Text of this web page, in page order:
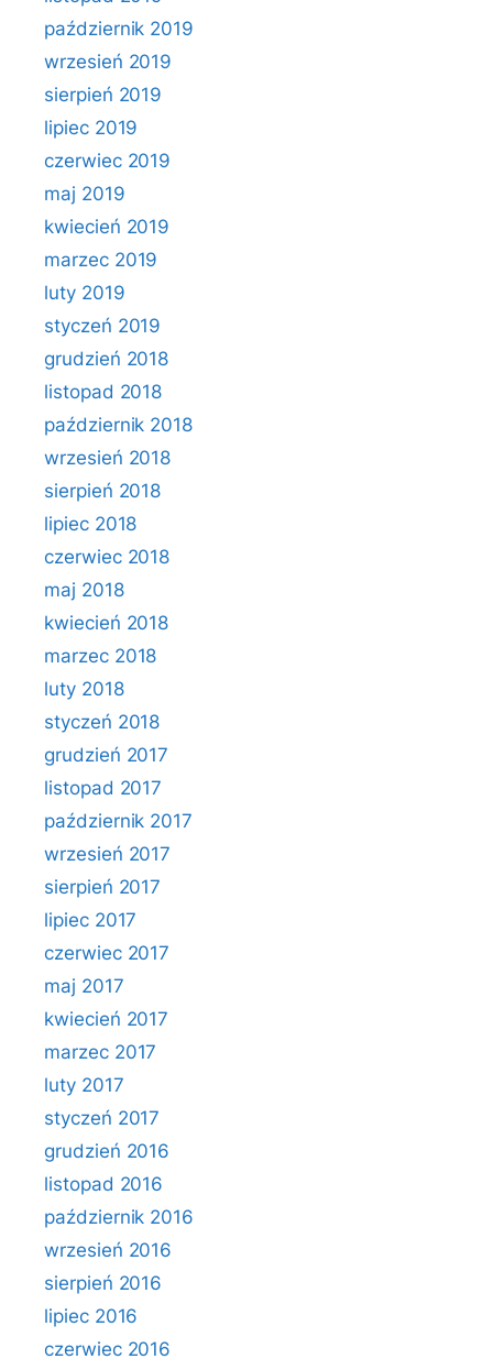
październik 2019
wrzesień 2019
sierpień 2019
lipiec 2019
czerwiec 2019
maj 2019
kwiecień 2019
marzec 2019
luty 2019
styczeń 2019
grudzień 2018
listopad 2018
październik 2018
wrzesień 2018
sierpień 2018
lipiec 2018
czerwiec 2018
maj 2018
kwiecień 2018
marzec 2018
luty 2018
styczeń 2018
grudzień 2017
listopad 2017
październik 2017
wrzesień 2017
sierpień 2017
lipiec 2017
czerwiec 2017
maj 2017
kwiecień 2017
marzec 2017
luty 2017
styczeń 2017
grudzień 2016
listopad 2016
październik 2016
wrzesień 2016
sierpień 2016
lipiec 2016
czerwiec 2016